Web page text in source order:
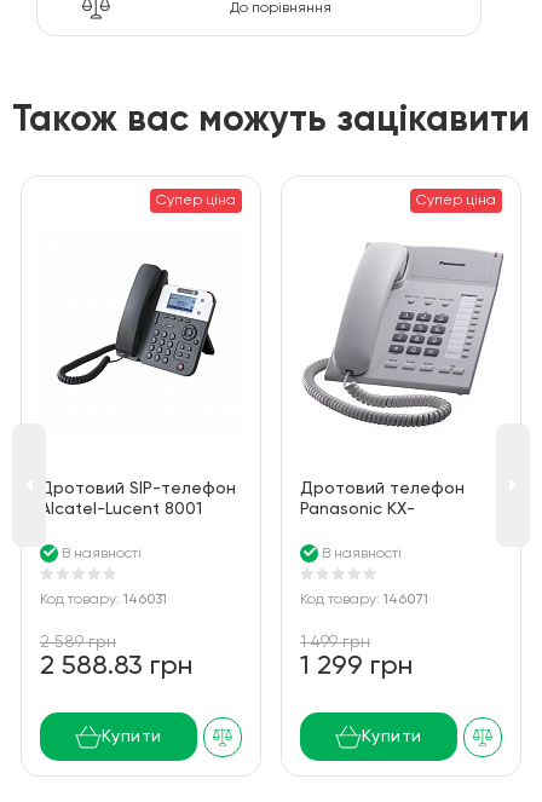
До порівняння
Також вас можуть зацікавити
Супер ціна
Дротовий SIP-телефон
Alcatel-Lucent 8001
SIP phone with high
quality audio
В наявності
Код товару: 146031
2 589 грн
2 588.83 грн
Купити
Супер ціна
Дротовий телефон
Panasonic KX-
В наявності
Код товару: 146071
1 499 грн
1 299 грн
Купити